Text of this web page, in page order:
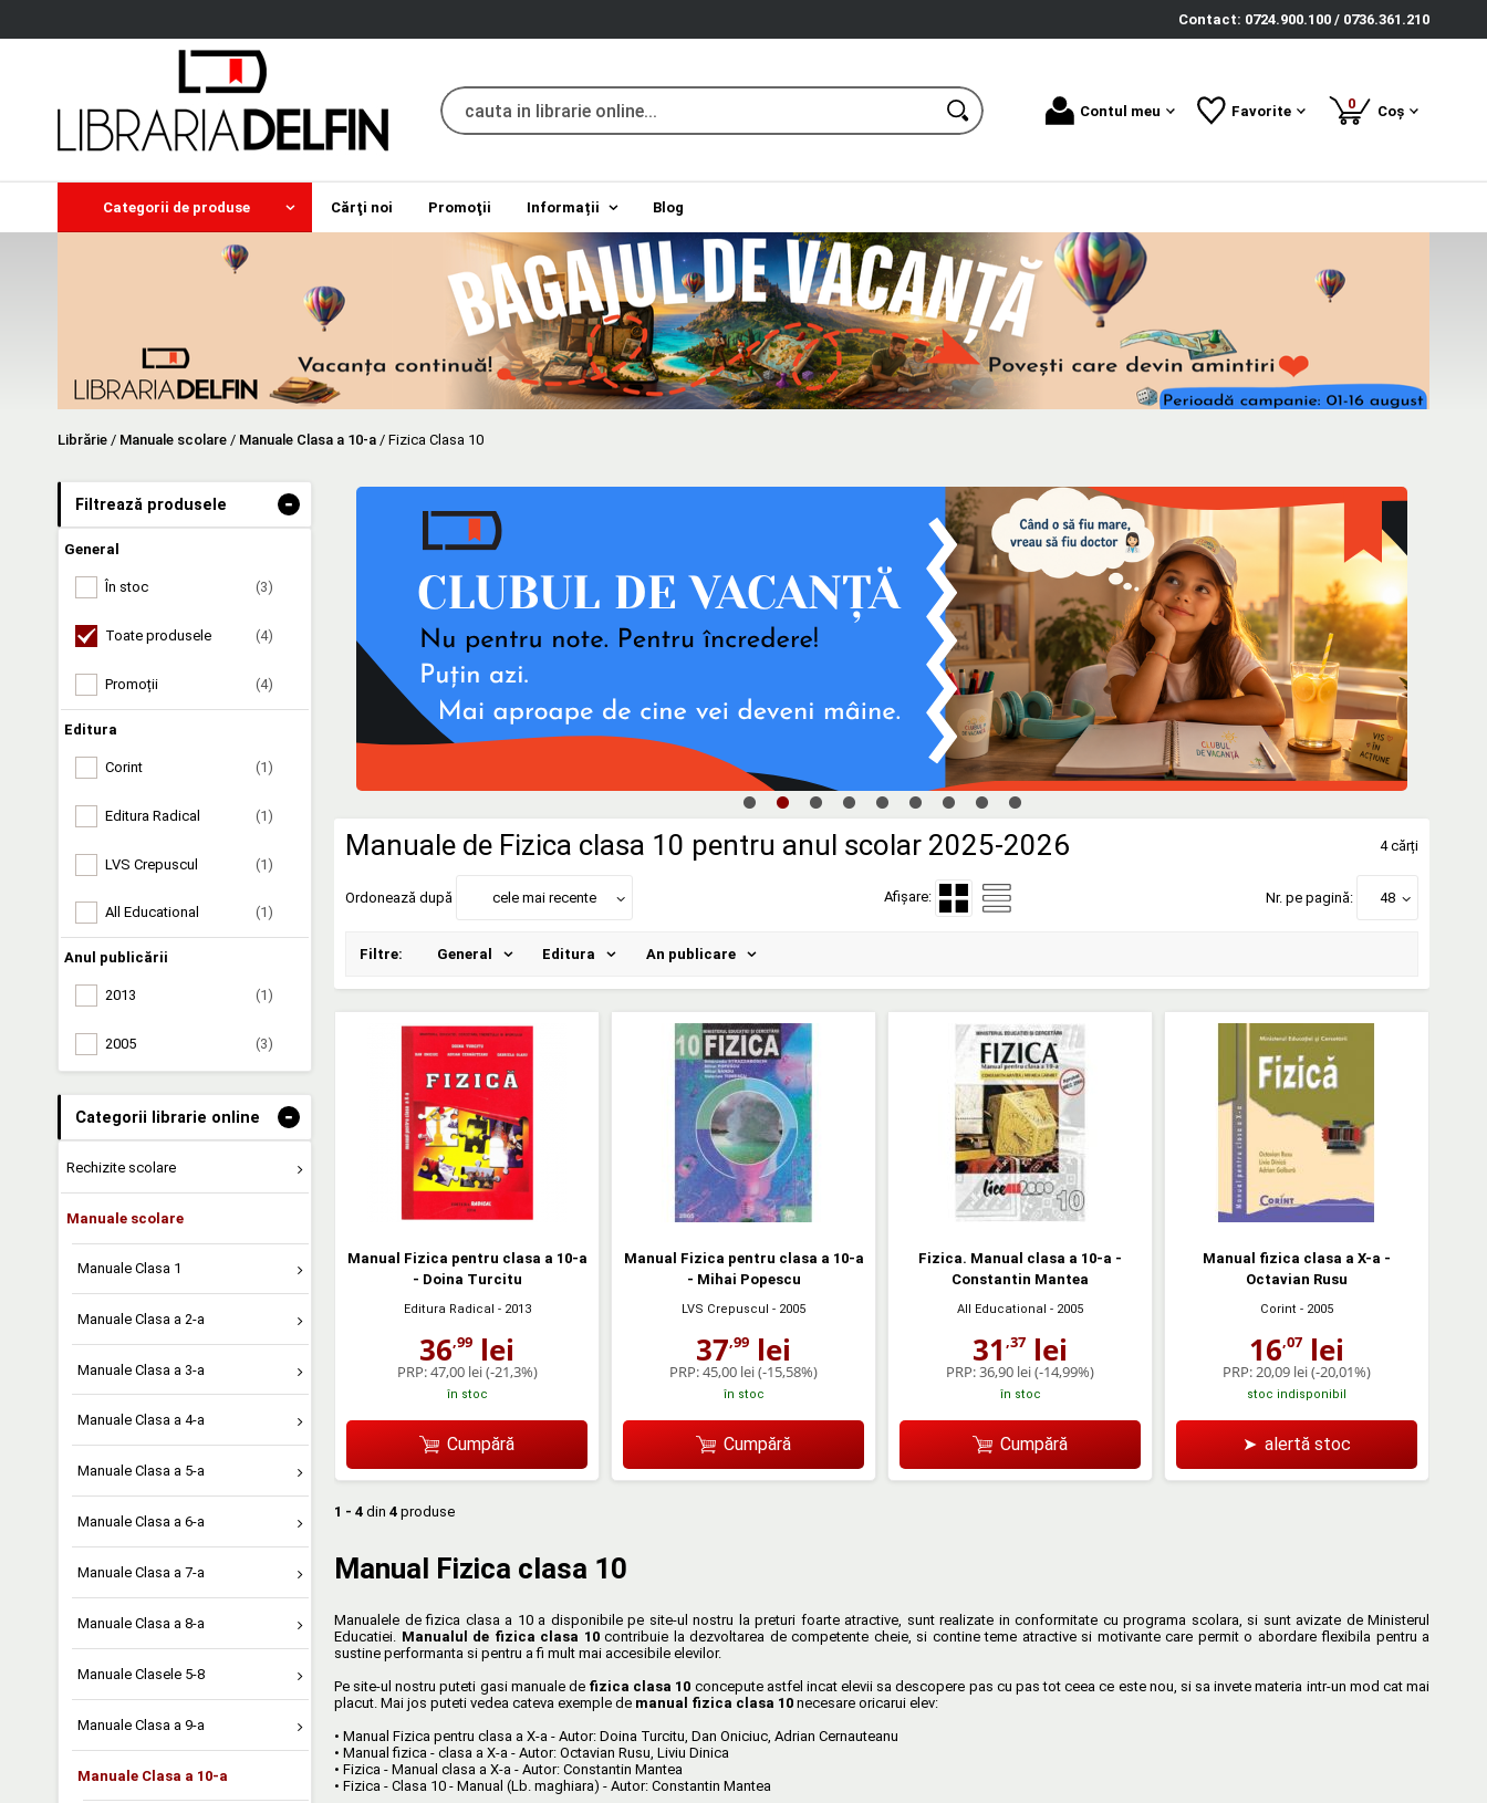
Contact: 0724.900.100 / 0736.361.210
Contul meu Favorite 0produse
Coș
Categorii de produse Cărţi noi Promoţii Informații Blog
Librărie / Manuale scolare / Manuale Clasa a 10-a / Fizica Clasa 10
Filtrează produsele -
General
În stoc (3)
Toate produsele (4)
Promoții (4)
Editura
Corint (1)
Editura Radical (1)
LVS Crepuscul (1)
All Educational (1)
Anul publicării
2013 (1)
2005 (3)
Categorii librarie online -
Rechizite scolare
Manuale scolare
Manuale Clasa 1
Manuale Clasa a 2-a
Manuale Clasa a 3-a
Manuale Clasa a 4-a
Manuale Clasa a 5-a
Manuale Clasa a 6-a
Manuale Clasa a 7-a
Manuale Clasa a 8-a
Manuale Clasele 5-8
Manuale Clasa a 9-a
Manuale Clasa a 10-a
Manuale de Fizica clasa 10 pentru anul scolar 2025-2026 4 cărți
Ordonează după cele mai recente Afișare: Nr. pe pagină: 48
Filtre: General Editura An publicare
Manual Fizica pentru clasa a 10-a
- Doina Turcitu
Editura Radical - 2013
36,99 lei
PRP:47,00 lei(-21,3%)
în stoc
Cumpără
Manual Fizica pentru clasa a 10-a
- Mihai Popescu
LVS Crepuscul - 2005
37,99 lei
PRP:45,00 lei(-15,58%)
în stoc
Cumpără
Fizica. Manual clasa a 10-a -
Constantin Mantea
All Educational - 2005
31 ,37 lei
PRP:36,90 lei(-14,99%)
în stoc
Cumpără
Manual fizica clasa a X-a -
Octavian Rusu
Corint - 2005
16,07 lei
PRP:20,09 lei(-20,01%)
stoc indisponibil
➤ alertă stoc
1 - 4 din 4 produse
Manual Fizica clasa 10
Manualele de fizica clasa a 10 a disponibile pe site-ul nostru la preturi foarte atractive, sunt realizate in conformitate cu programa scolara, si sunt avizate de Ministerul
Educatiei. Manualul de fizica clasa 10contribuie la dezvoltarea de competente cheie, si contine teme atractive si motivante care permit o abordare flexibila pentru a
sustine performanta si pentru a fi mult mai accesibile elevilor.
Pe site-ul nostru puteti gasi manuale de fizica clasa 10 concepute astfel incat elevii sa descopere pas cu pas tot ceea ce este nou, si sa invete materia intr-un mod cat mai
placut. Mai jos puteti vedea cateva exemple de manual fizica clasa 10 necesare oricarui elev:
• Manual Fizica pentru clasa a X-a - Autor: Doina Turcitu, Dan Oniciuc, Adrian Cernauteanu
• Manual fizica - clasa a X-a - Autor: Octavian Rusu, Liviu Dinica
• Fizica - Manual clasa a X-a - Autor: Constantin Mantea
• Fizica - Clasa 10 - Manual (Lb. maghiara) - Autor: Constantin Mantea